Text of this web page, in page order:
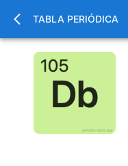
TABLA PERIÓDICA